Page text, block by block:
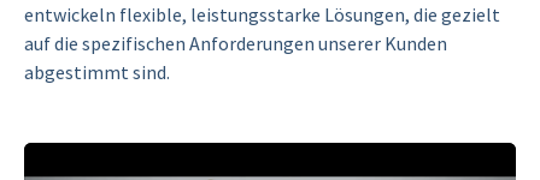
entwickeln flexible, leistungsstarke Lösungen, die gezielt
auf die spezifischen Anforderungen unserer Kunden
abgestimmt sind.